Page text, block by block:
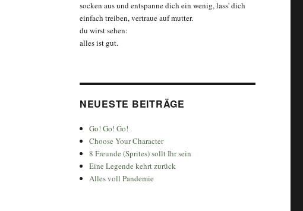
socken aus und entspanne dich ein wenig, lass' dich
einfach treiben, vertraue auf mutter.
du wirst sehen:
alles ist gut.
NEUESTE BEITRÄGE
Go! Go! Go!
Choose Your Character
8 Freunde (Sprites) sollt Ihr sein
Eine Legende kehrt zurück
Alles voll Pandemie